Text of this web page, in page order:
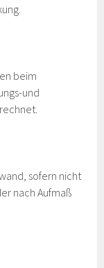
beim
und
sofern nicht
nach Aufmaß